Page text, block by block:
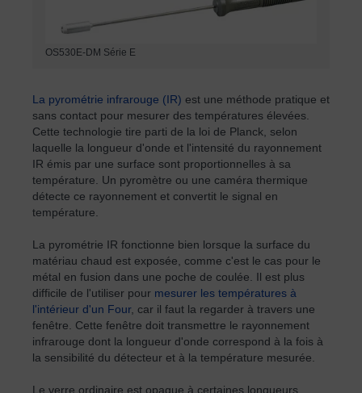
OS530E-DM Série E
La pyrométrie infrarouge (IR) est une méthode pratique et
sans contact pour mesurer des températures élevées.
Cette technologie tire parti de la loi de Planck, selon
laquelle la longueur d'onde et l'intensité du rayonnement
IR émis par une surface sont proportionnelles à sa
température. Un pyromètre ou une caméra thermique
détecte ce rayonnement et convertit le signal en
température.
La pyrométrie IR fonctionne bien lorsque la surface du
matériau chaud est exposée, comme c'est le cas pour le
métal en fusion dans une poche de coulée. Il est plus
difficile de l'utiliser pour mesurer les températures à
l'intérieur d'un Four, car il faut la regarder à travers une
fenêtre. Cette fenêtre doit transmettre le rayonnement
infrarouge dont la longueur d'onde correspond à la fois à
la sensibilité du détecteur et à la température mesurée.
Le verre ordinaire est opaque à certaines longueurs